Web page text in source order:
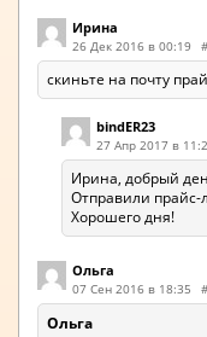
Ирина
26 Дек 2016 в 00:19 #
скиньте на почту
bindER23
27 Апр 2017 в
Ирина, добрый
Отправили прайс-
Хорошего дня!
Ольга
07 Сен 2016 в 18:35 #
Ольга